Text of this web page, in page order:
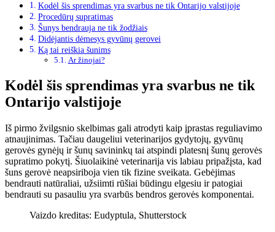
Kodėl šis sprendimas yra svarbus ne tik Ontarijo valstijoje
Procedūrų supratimas
Šunys bendrauja ne tik žodžiais
Didėjantis dėmesys gyvūnų gerovei
Ką tai reiškia šunims
Ar žinojai?
Kodėl šis sprendimas yra svarbus ne tik
Ontarijo valstijoje
Iš pirmo žvilgsnio skelbimas gali atrodyti kaip įprastas reguliavimo
atnaujinimas. Tačiau daugeliui veterinarijos gydytojų, gyvūnų
gerovės gynėjų ir šunų savininkų tai atspindi platesnį šunų gerovės
supratimo pokytį. Šiuolaikinė veterinarija vis labiau pripažįsta, kad
šuns gerovė neapsiriboja vien tik fizine sveikata. Gebėjimas
bendrauti natūraliai, užsiimti rūšiai būdingu elgesiu ir patogiai
bendrauti su pasauliu yra svarbūs bendros gerovės komponentai.
Vaizdo kreditas: Eudyptula, Shutterstock